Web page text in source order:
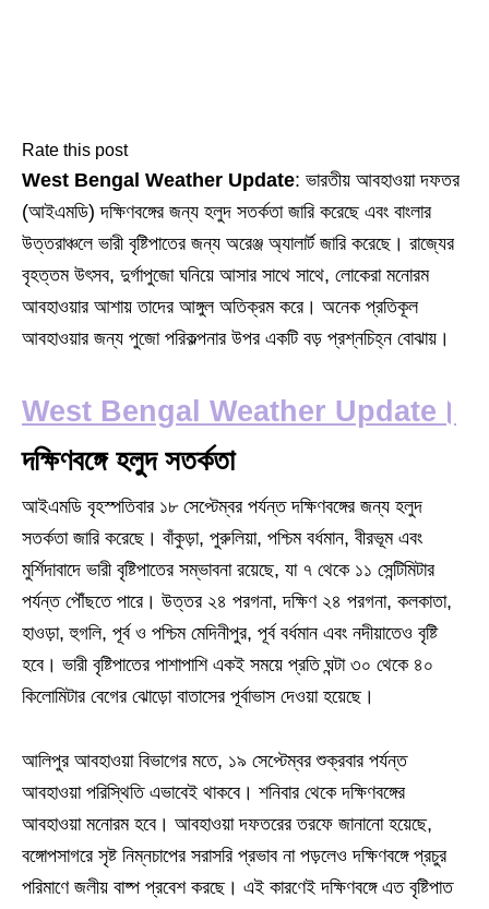
Rate this post
West Bengal Weather Update: ভারতীয় আবহাওয়া দফতর
(আইএমডি) দক্ষিণবঙ্গের জন্য হলুদ সতর্কতা জারি করেছে এবং বাংলার
উত্তরাঞ্চলে ভারী বৃষ্টিপাতের জন্য অরেঞ্জ অ্যালার্ট জারি করেছে। রাজ্যের
বৃহত্তম উৎসব, দুর্গাপুজো ঘনিয়ে আসার সাথে সাথে, লোকেরা মনোরম
আবহাওয়ার আশায় তাদের আঙ্গুল অতিক্রম করে। অনেক প্রতিকূল
আবহাওয়ার জন্য পুজো পরিকল্পনার উপর একটি বড় প্রশ্নচিহ্ন বোঝায়।
West Bengal Weather Update।
দক্ষিণবঙ্গে হলুদ সতর্কতা
আইএমডি বৃহস্পতিবার ১৮ সেপ্টেম্বর পর্যন্ত দক্ষিণবঙ্গের জন্য হলুদ
সতর্কতা জারি করেছে। বাঁকুড়া, পুরুলিয়া, পশ্চিম বর্ধমান, বীরভূম এবং
মুর্শিদাবাদে ভারী বৃষ্টিপাতের সম্ভাবনা রয়েছে, যা ৭ থেকে ১১ সেন্টিমিটার
পর্যন্ত পৌঁছতে পারে। উত্তর ২৪ পরগনা, দক্ষিণ ২৪ পরগনা, কলকাতা,
হাওড়া, হুগলি, পূর্ব ও পশ্চিম মেদিনীপুর, পূর্ব বর্ধমান এবং নদীয়াতেও বৃষ্টি
হবে। ভারী বৃষ্টিপাতের পাশাপাশি একই সময়ে প্রতি ঘন্টা ৩০ থেকে ৪০
কিলোমিটার বেগের ঝোড়ো বাতাসের পূর্বাভাস দেওয়া হয়েছে।
আলিপুর আবহাওয়া বিভাগের মতে, ১৯ সেপ্টেম্বর শুক্রবার পর্যন্ত
আবহাওয়া পরিস্থিতি এভাবেই থাকবে। শনিবার থেকে দক্ষিণবঙ্গের
আবহাওয়া মনোরম হবে। আবহাওয়া দফতরের তরফে জানানো হয়েছে,
বঙ্গোপসাগরে সৃষ্ট নিম্নচাপের সরাসরি প্রভাব না পড়লেও দক্ষিণবঙ্গে প্রচুর
পরিমাণে জলীয় বাষ্প প্রবেশ করছে। এই কারণেই দক্ষিণবঙ্গে এত বৃষ্টিপাত